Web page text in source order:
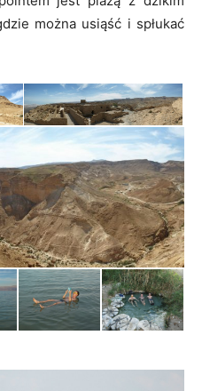
można usiąść i spłukać